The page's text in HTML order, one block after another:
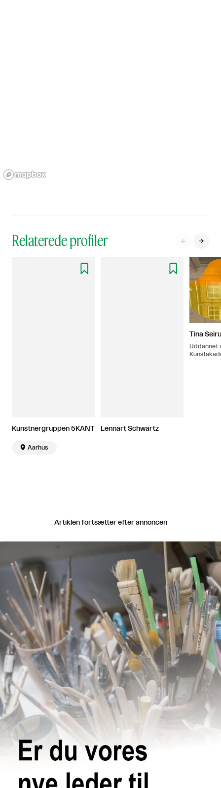
Relaterede profiler  

Kunstnergruppen 5KANT
 Aarhus

Lennart Schwartz
Tina
Uddannet
Artiklen fortsætter efter annoncen